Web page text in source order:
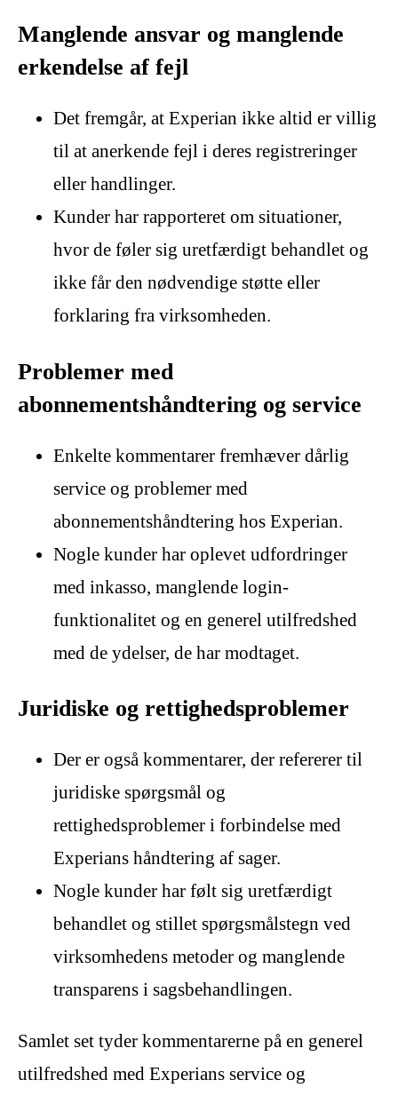
Manglende ansvar og manglende
erkendelse af fejl
Det fremgår, at Experian ikke altid er villig
til at anerkende fejl i deres registreringer
eller handlinger.
Kunder har rapporteret om situationer,
hvor de føler sig uretfærdigt behandlet og
ikke får den nødvendige støtte eller
forklaring fra virksomheden.
Problemer med
abonnementshåndtering og service
Enkelte kommentarer fremhæver dårlig
service og problemer med
abonnementshåndtering hos Experian.
Nogle kunder har oplevet udfordringer
med inkasso, manglende login-
funktionalitet og en generel utilfredshed
med de ydelser, de har modtaget.
Juridiske og rettighedsproblemer
Der er også kommentarer, der refererer til
juridiske spørgsmål og
rettighedsproblemer i forbindelse med
Experians håndtering af sager.
Nogle kunder har følt sig uretfærdigt
behandlet og stillet spørgsmålstegn ved
virksomhedens metoder og manglende
transparens i sagsbehandlingen.
Samlet set tyder kommentarerne på en generel
utilfredshed med Experians service og